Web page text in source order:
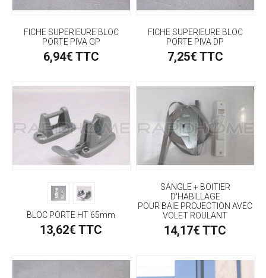
FICHE SUPERIEURE BLOC
PORTE PIVA GP
6,94€ TTC
FICHE SUPERIEURE BLOC
PORTE PIVA DP
7,25€ TTC
BLOC PORTE HT 65mm
13,62€ TTC
SANGLE + BOITIER
D'HABILLAGE
POUR BAIE PROJECTION AVEC
VOLET ROULANT
14,17€ TTC